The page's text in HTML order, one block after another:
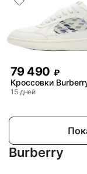
79 490 ₽
Кроссовки
15 дней
Burberry